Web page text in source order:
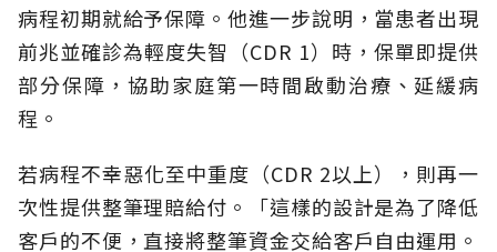
病程初期就給予保障。他進一步說明，當患者出現
前兆並確診為輕度失智（CDR 1）時，保單即提供
部分保障，協助家庭第一時間啟動治療、延緩病
程。
若病程不幸惡化至中重度（CDR 2以上），則再一
次性提供整筆理賠給付。「這樣的設計是為了降低
客戶的不便，直接將整筆資金交給客戶自由運用。